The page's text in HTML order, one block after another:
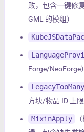
败，包含一键修
GML 的模组）
Forge/NeoForge）
方块/物品 ID 上限
MixinApply